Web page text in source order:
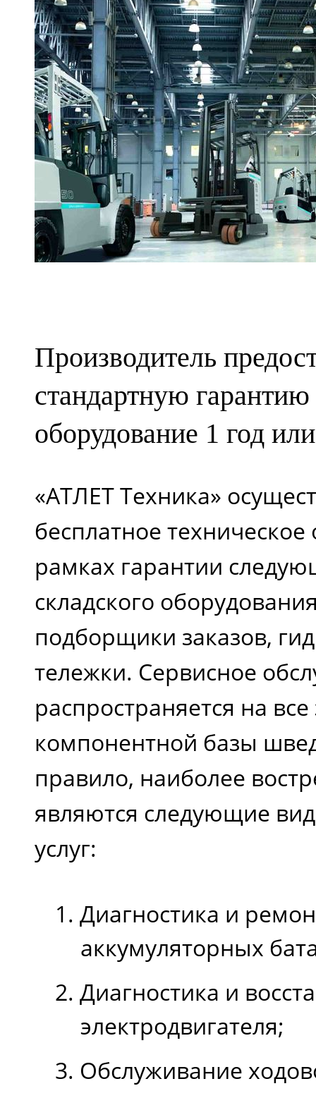
Производитель
стандартную гарантию
оборудование 1 год
«АТЛЕТ Техника»
бесплатное
рамках гарантии
складского
подборщики заказов,
тележки. Сервисное
распространяется на
компонентной базы
правило, наиболее
являются следующие
услуг:
Диагностика и
аккумуляторных
Диагностика и
электродвигателя;
Обслуживание